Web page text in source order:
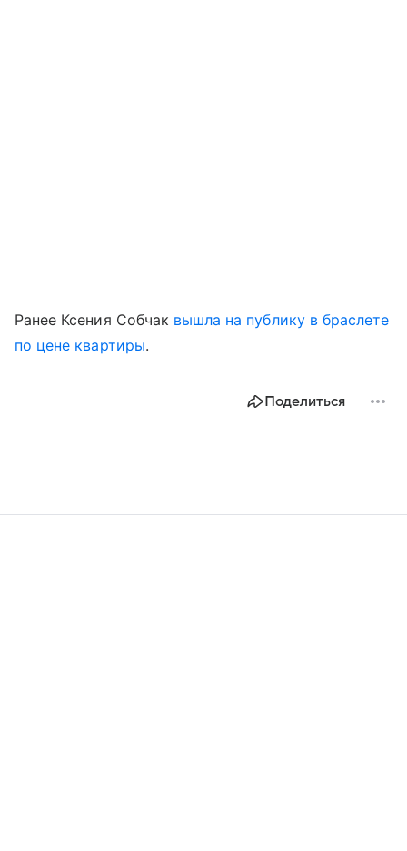
Ранее Ксения Собчак вышла на публику в браслете
по цене квартиры.
Поделиться